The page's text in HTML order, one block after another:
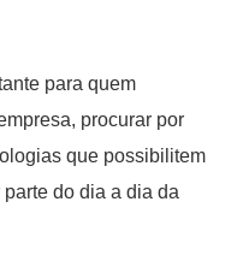
para quem
procurar por
que possibilitem
do dia a dia da